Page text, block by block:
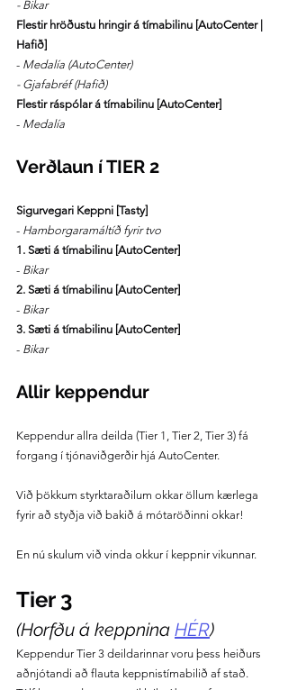
- Bikar
Flestir hröðustu hringir á tímabilinu [AutoCenter |
Hafið]
- Medalía (AutoCenter)
- Gjafabréf (Hafið)
Flestir ráspólar á tímabilinu [AutoCenter]
- Medalía
Verðlaun í TIER 2
Sigurvegari Keppni [Tasty]
- Hamborgaramáltíð fyrir tvo
1. Sæti á tímabilinu [AutoCenter]
- Bikar
2. Sæti á tímabilinu [AutoCenter]
- Bikar
3. Sæti á tímabilinu [AutoCenter]
- Bikar
Allir keppendur
Keppendur allra deilda (Tier 1, Tier 2, Tier 3) fá
forgang í tjónaviðgerðir hjá AutoCenter.
Við þökkum styrktaraðilum okkar öllum kærlega
fyrir að styðja við bakið á mótaröðinni okkar!
En nú skulum við vinda okkur í keppnir vikunnar.
Tier 3
(Horfðu á keppnina HÉR)
Keppendur Tier 3 deildarinnar voru þess heiðurs
aðnjótandi að flauta keppnistímabilið af stað.